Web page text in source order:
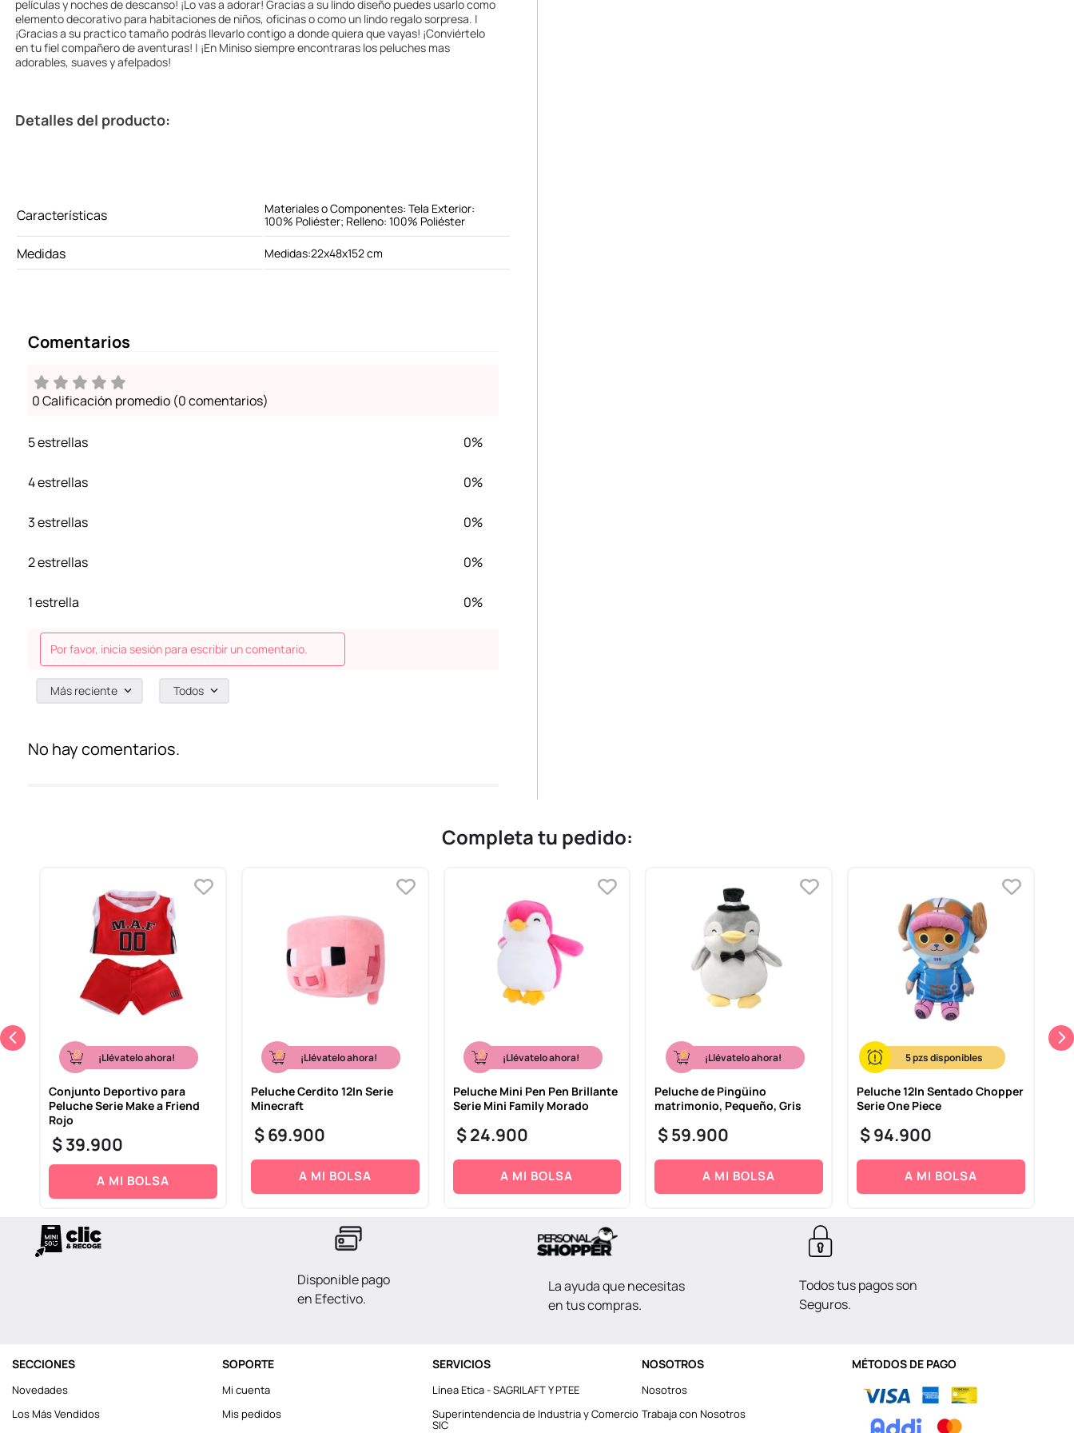
películas y noches de descanso! ¡Lo vas a adorar! Gracias a su lindo diseño puedes usarlo como
elemento decorativo para habitaciones de niños, oficinas o como un lindo regalo sorpresa. |
¡Gracias a su practico tamaño podrás llevarlo contigo a donde quiera que vayas! ¡Conviértelo
en tu fiel compañero de aventuras! | ¡En Miniso siempre encontraras los peluches mas
adorables, suaves y afelpados!
Detalles del producto:
Características
Materiales o Componentes: Tela Exterior:
100% Poliéster; Relleno: 100% Poliéster
Medidas Medidas:22x48x152 cm
Comentarios
0 Calificación promedio (0 comentarios)
5 estrellas 0%
4 estrellas 0%
3 estrellas 0%
2 estrellas 0%
1 estrella 0%
Por favor, inicia sesión para escribir un comentario.
Más reciente Todos
No hay comentarios.
Completa tu pedido:
¡Llévatelo ahora!
Conjunto Deportivo para
Peluche Serie Make a Friend
Rojo
$39.900
A MI BOLSA
¡Llévatelo ahora!
Peluche Cerdito 12In Serie
Minecraft
$69.900
A MI BOLSA
¡Llévatelo ahora!
Peluche Mini Pen Pen Brillante
Serie Mini Family Morado
$24.900
A MI BOLSA
¡Llévatelo ahora!
Peluche de Pingüino
matrimonio, Pequeño, Gris
$59.900
A MI BOLSA
5
Peluche 12In Sentado Chopper
Serie One Piece
$94.900
A MI BOLSA
Disponible pago
en Efectivo.
La ayuda que necesitas
en tus compras.
Todos tus pagos son
Seguros.
SECCIONES
Novedades
Los Más Vendidos
SOPORTE
Mi cuenta
Mis pedidos
SERVICIOS
Línea Etica - SAGRILAFT Y PTEE
Superintendencia de Industria y Comercio
SIC
NOSOTROS
Nosotros
Trabaja con Nosotros
MÉTODOS DE PAGO